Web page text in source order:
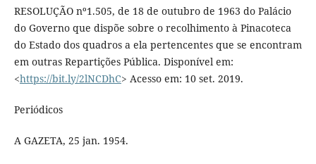
RESOLUÇÃO nº1.505, de 18 de outubro de 1963 do Palácio
do Governo que dispõe sobre o recolhimento à Pinacoteca
do Estado dos quadros a ela pertencentes que se encontram
em outras Repartições Pública. Disponível em:
<https://bit.ly/2lNCDhC> Acesso em: 10 set. 2019.
Periódicos
A GAZETA, 25 jan. 1954.